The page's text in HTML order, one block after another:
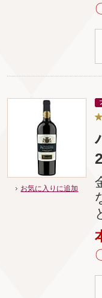
お気に入りに追加